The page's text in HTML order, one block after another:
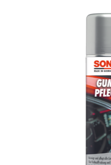
Bildergalerie überspringen